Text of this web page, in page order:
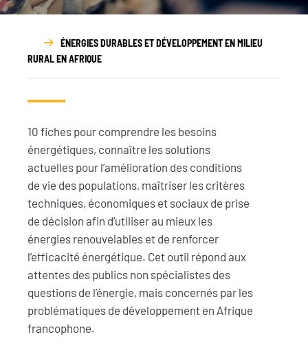
ÉNERGIES DURABLES ET DÉVELOPPEMENT EN MILIEU
RURAL EN AFRIQUE
10 fiches pour comprendre les besoins
énergétiques, connaître les solutions
actuelles pour l’amélioration des conditions
de vie des populations, maîtriser les critères
techniques, économiques et sociaux de prise
de décision afin d’utiliser au mieux les
énergies renouvelables et de renforcer
l’efficacité énergétique. Cet outil répond aux
attentes des publics non spécialistes des
questions de l’énergie, mais concernés par les
problématiques de développement en Afrique
francophone.